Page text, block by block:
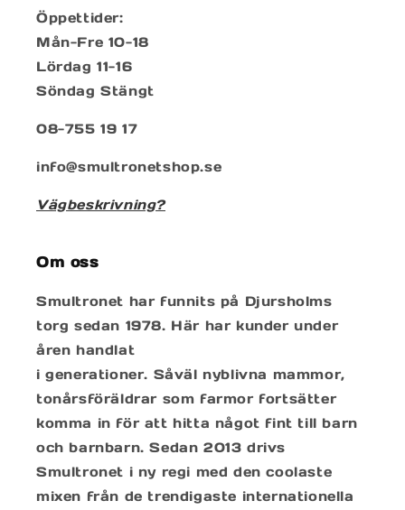
Öppettider:
Mån-Fre 10-18
Lördag 11-16
Söndag Stängt
08-755 19 17
info@smultronetshop.se
Vägbeskrivning?
Om oss
Smultronet har funnits på Djursholms
torg sedan 1978. Här har kunder under
åren handlat
i generationer. Såväl nyblivna mammor,
tonårsföräldrar som farmor fortsätter
komma in för att hitta något fint till barn
och barnbarn. Sedan 2013 drivs
Smultronet i ny regi med den coolaste
mixen från de trendigaste internationella